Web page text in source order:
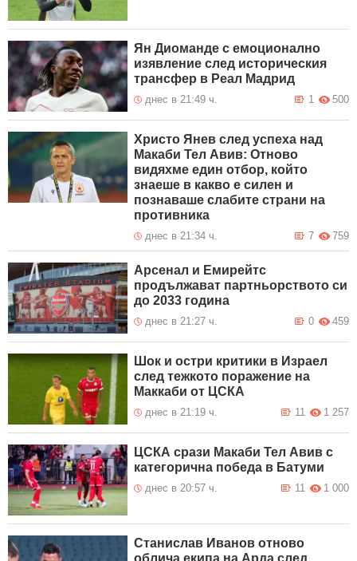
Ян Диоманде с емоционално
изявление след историческия
трансфер в Реал Мадрид
днес в 21:49 ч. 500
1
Христо Янев след успеха над
Макаби Тел Авив: Отново
видяхме един отбор, който
знаеше в какво е силен и
познаваше слабите страни на
противника
днес в 21:34 ч. 759
7
Арсенал и Емирейтс
продължават партньорството си
до 2033 година
днес в 21:27 ч. 459
0
Шок и остри критики в Израел
след тежкото поражение на
Маккаби от ЦСКА
днес в 21:19 ч. 1 257
11
ЦСКА срази Макаби Тел Авив с
категорична победа в Батуми
днес в 20:57 ч. 1 000
11
Станислав Иванов отново
облича екипа на Арда след